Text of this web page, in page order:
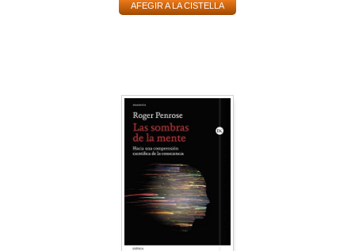
AFEGIR A LA CISTELLA